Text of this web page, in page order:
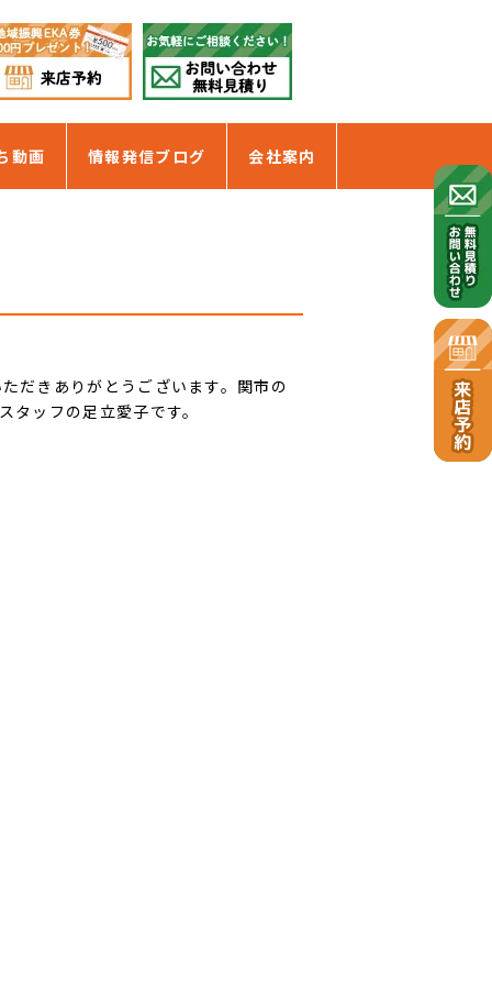
動画 情報発信ブログ 会社案内
だきありがとうございます。関市の
ッフの足立愛子です。